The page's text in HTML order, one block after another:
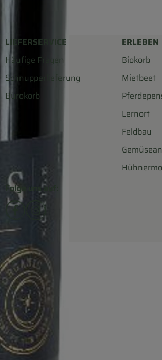
LIEFERSERVICE
Häufige Fragen
Schnupperlieferung
Bürokorb
ERLEBEN
Biokorb
Mietbeet
Lernort
Feldbau
Folge uns auf:
Externer Link zu https://
Externer Link zu https://